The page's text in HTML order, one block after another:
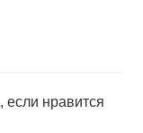
если нравится